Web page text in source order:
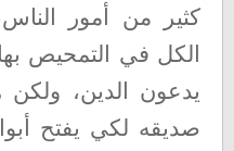
كثير من أمور
الكل في التمحيص
يدعون الدين، ولكن
صديقه لكي يفتح